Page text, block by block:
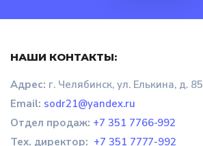
НАШИ КОНТАКТЫ:
Адрес: г. Челябинск, ул. Елькина, д. 85
Email: sodr21@yandex.ru
Отдел продаж: +7 351 7766-992
Тех. директор: +7 351 7777-992